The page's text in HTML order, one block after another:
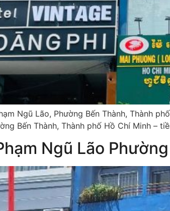
Ngũ Lão, Phường Bến Thành, Thành
Bến Thành, Thành phố Hồ Chí Minh –
Ngũ Lão